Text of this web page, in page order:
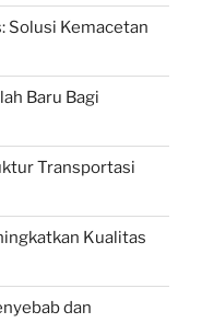
Solusi Kemacetan
Baru Bagi
Transportasi
Kualitas
dan